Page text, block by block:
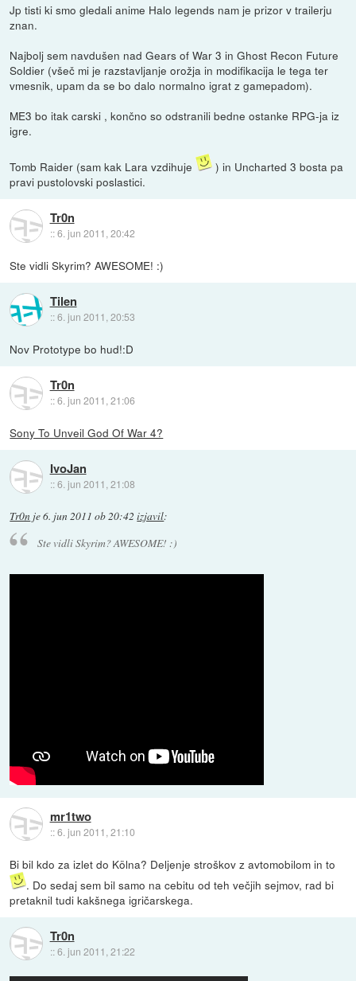
Jp tisti ki smo gledali anime Halo legends nam je prizor v trailerju
znan.
Najbolj sem navdušen nad Gears of War 3 in Ghost Recon Future
Soldier (všeč mi je razstavljanje orožja in modifikacija le tega ter
vmesnik, upam da se bo dalo normalno igrat z gamepadom).
ME3 bo itak carski , končno so odstranili bedne ostanke RPG-ja iz
igre.
Tomb Raider (sam kak Lara vzdihuje
) in Uncharted 3 bosta pa
pravi pustolovski poslastici.
Tr0n
::6. jun 2011, 20:42
Ste vidli Skyrim? AWESOME! :)
Tilen
::6. jun 2011, 20:53
Nov Prototype bo hud!:D
Tr0n
::6. jun 2011, 21:06
Sony To Unveil God Of War 4?
IvoJan
::6. jun 2011, 21:08
Tr0n je6. jun 2011 ob 20:42 izjavil:
Ste vidli Skyrim? AWESOME! :)
mr1two
::6. jun 2011, 21:10
Bi bil kdo za izlet do Kölna? Deljenje stroškov z avtomobilom in to
. Do sedaj sem bil samo na cebitu od teh večjih sejmov, rad bi
pretaknil tudi kakšnega igričarskega.
Tr0n
::6. jun 2011, 21:22